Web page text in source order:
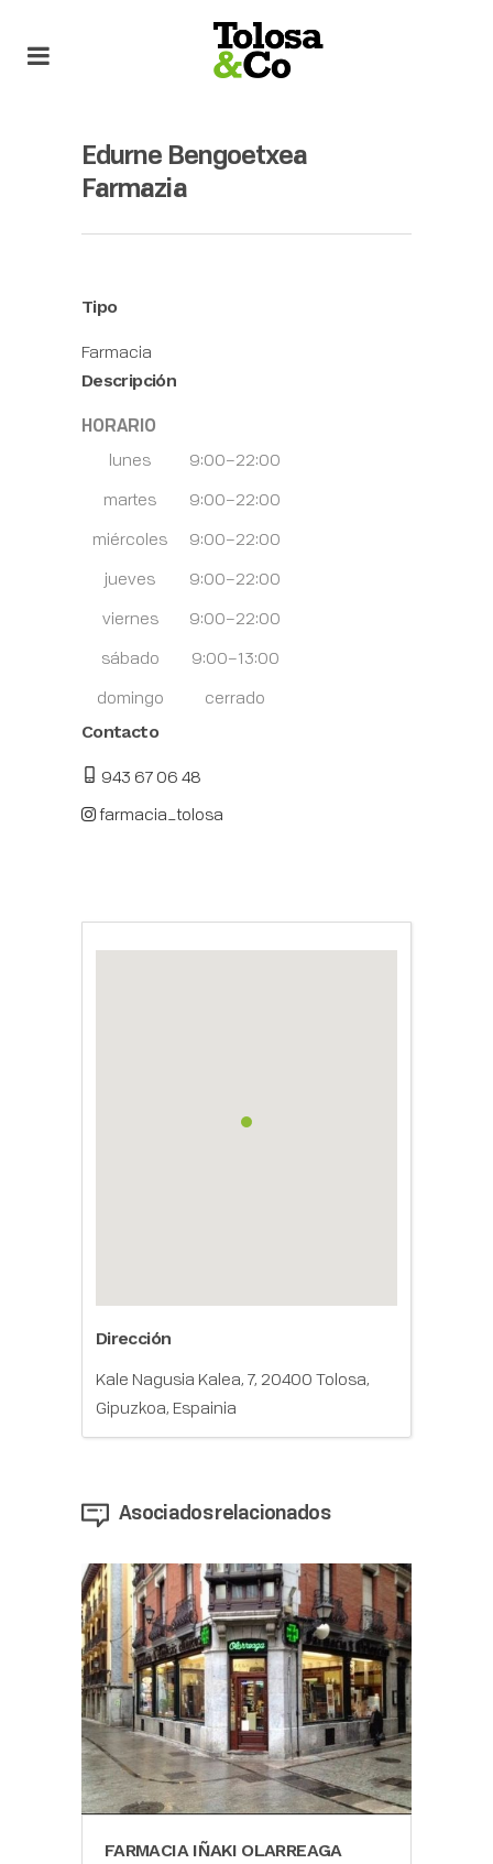
Edurne Bengoetxea
Farmazia
Tipo
Farmacia
Descripción
HORARIO
lunes
9:00–22:00
martes
9:00–22:00
miércoles
9:00–22:00
jueves
9:00–22:00
viernes
9:00–22:00
sábado
9:00–13:00
domingo
cerrado
Contacto
943 67 06 48
farmacia_tolosa
Dirección
Kale Nagusia Kalea, 7, 20400 Tolosa,
Gipuzkoa, Espainia
Asociados relacionados
FARMACIA IÑAKI OLARREAGA
BENEFIT PARAFARMACIA